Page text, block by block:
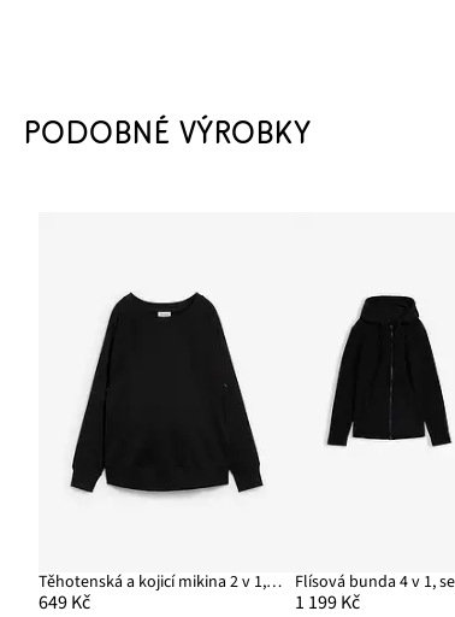
PODOBNÉ VÝROBKY
Těhotenská a kojicí mikina 2 v 1, z organické bavlny
649 Kč 1 199 Kč